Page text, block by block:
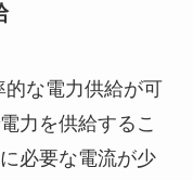
な電力供給が可
力を供給するこ
必要な電流が少